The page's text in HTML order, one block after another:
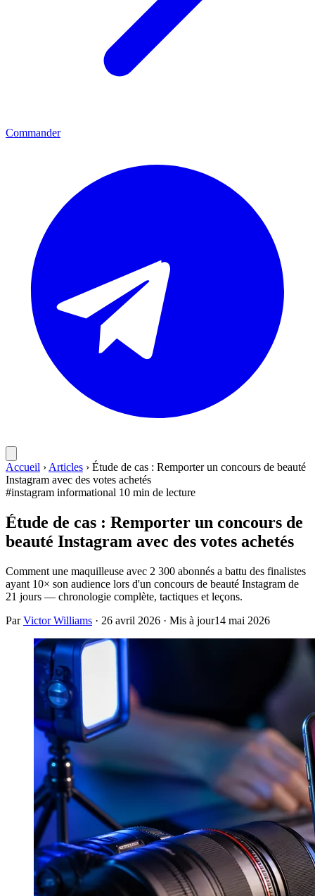
Commander
Accueil › Articles › Étude de cas : Remporter un concours de beauté
Instagram avec des votes achetés
#instagram informational 10 min de lecture
Étude de cas : Remporter un concours de
beauté Instagram avec des votes achetés
Comment une maquilleuse avec 2 300 abonnés a battu des finalistes
ayant 10× son audience lors d'un concours de beauté Instagram de
21 jours — chronologie complète, tactiques et leçons.
ParVictor Williams · 26 avril 2026 · Mis à jour14 mai 2026